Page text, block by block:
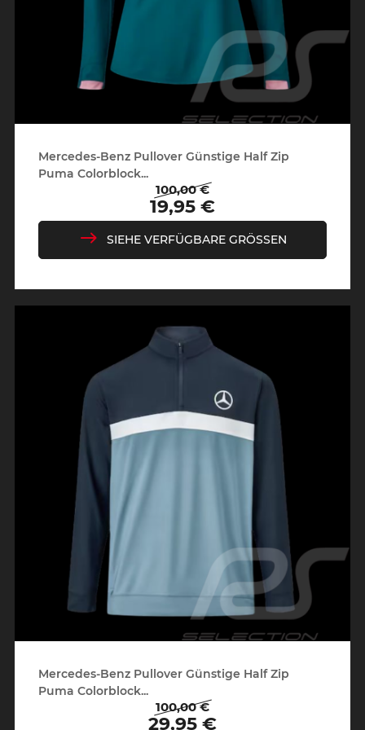
Mercedes-Benz Pullover Günstige Half Zip
Puma Colorblock...
Regulärer
Preis
100,00 €
Preis
19,95 €
SIEHE VERFÜGBARE GRÖSSEN
Mercedes-Benz Pullover Günstige Half Zip
Puma Colorblock...
Regulärer
100,00 €
Preis
29,95 €